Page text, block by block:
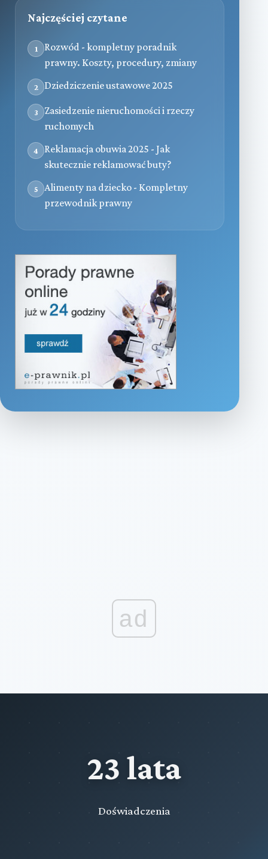
Najczęściej czytane
1
Rozwód - kompletny poradnik
prawny. Koszty, procedury, zmiany
2 Dziedziczenie ustawowe 2025
3
Zasiedzenie nieruchomości i rzeczy
ruchomych
4
Reklamacja obuwia 2025 - Jak
skutecznie reklamować buty?
5
Alimenty na dziecko - Kompletny
przewodnik prawny
ad
23 lata
Doświadczenia